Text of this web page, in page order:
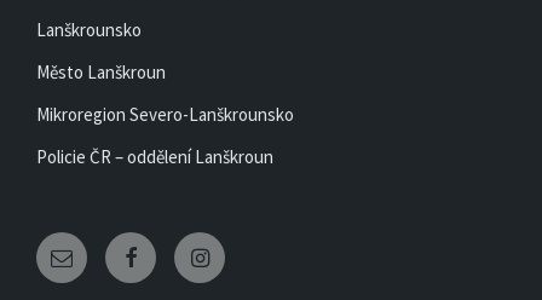
Lanškrounsko
Město Lanškroun
Mikroregion Severo-Lanškrounsko
Policie ČR – oddělení Lanškroun
Email FacebookInstagram